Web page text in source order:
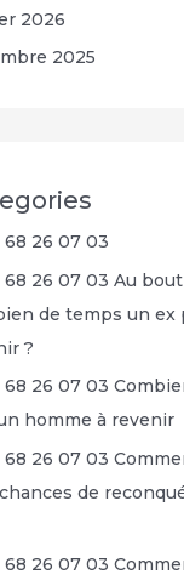
2026
2025
68 26 07 03
68 26 07 03 Au
de temps un ex
?
68 26 07 03
homme à revenir
68 26 07 03
de
68 26 07 03